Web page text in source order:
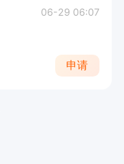
06-29 06:07
申请